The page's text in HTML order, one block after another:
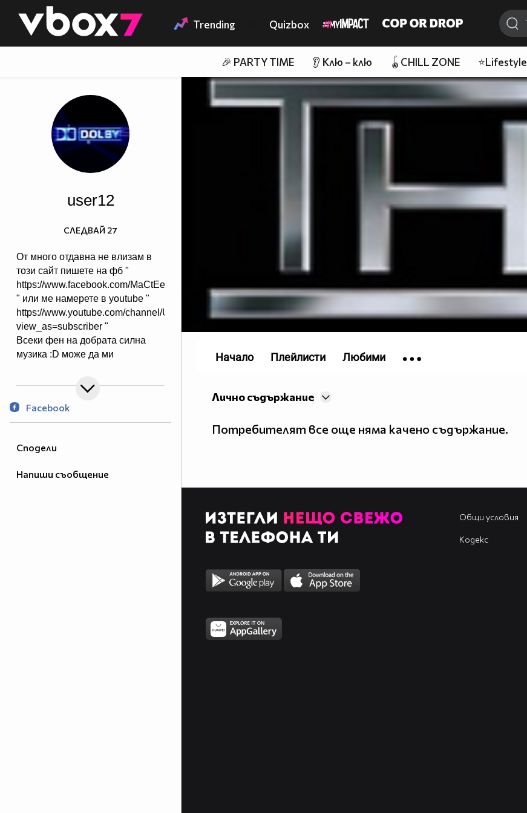
👾 Trending Quizbox
🎉 PARTY TIME 👂 Клю – клю 🪀CHILL ZONE ⭐Lifestyle
Сподели
Напиши съобщение
user12
От много отдавна не влизам в
този сайт пишете на фб "
https://www.facebook.com/MaCtEeeR
" или ме намерете в youtube "
https://www.youtube.com/channel/UCzQt1rjJFSyLvJ0QG5oVYEw?
view_as=subscriber "
Всеки фен на добрата силна
музика :D може да ми
▂ ▃ ▄ ▅ ▆ ▇ █ STRONG BASS █
Follow on instagram
Един от най-добрите ми
Следваща цел:
СЛЕДВАЙ 27
Facebook
Лично съдържание
Потребителят все още няма качено съдържание.
Начало Плейлисти Любими
Общи условия
Кодекс